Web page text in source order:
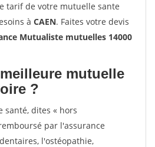
tarif de votre mutuelle sante
à CAEN. Faites votre devis
Mutualiste mutuelles 14000
mutuelle
?
santé, dites « hors
par l'assurance
l'ostéopathie,